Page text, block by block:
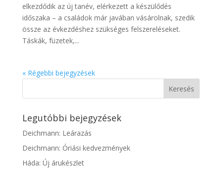
elkezdődik az új tanév, elérkezett a készülődés
időszaka – a családok már javában vásárolnak, szedik
össze az évkezdéshez szükséges felszereléseket.
Táskák, füzetek,...
« Régebbi bejegyzések
Legutóbbi bejegyzések
Deichmann: Leárazás
Deichmann: Óriási kedvezmények
Háda: Új árukészlet